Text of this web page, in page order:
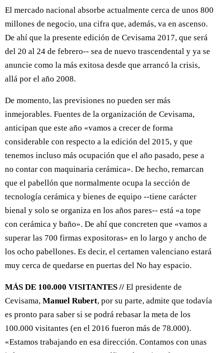
El mercado nacional absorbe actualmente cerca de unos 800
millones de negocio, una cifra que, además, va en ascenso.
De ahí que la presente edición de Cevisama 2017, que será
del 20 al 24 de febrero-- sea de nuevo trascendental y ya se
anuncie como la más exitosa desde que arrancó la crisis,
allá por el año 2008.
De momento, las previsiones no pueden ser más
inmejorables. Fuentes de la organización de Cevisama,
anticipan que este año «vamos a crecer de forma
considerable con respecto a la edición del 2015, y que
tenemos incluso más ocupación que el año pasado, pese a
no contar con maquinaria cerámica». De hecho, remarcan
que el pabellón que normalmente ocupa la sección de
tecnología cerámica y bienes de equipo --tiene carácter
bienal y solo se organiza en los años pares-- está «a tope
con cerámica y baño». De ahí que concreten que «vamos a
superar las 700 firmas expositoras» en lo largo y ancho de
los ocho pabellones. Es decir, el certamen valenciano estará
muy cerca de quedarse en puertas del No hay espacio.
MÁS DE 100.000 VISITANTES // El presidente de
Cevisama, Manuel Rubert, por su parte, admite que todavía
es pronto para saber si se podrá rebasar la meta de los
100.000 visitantes (en el 2016 fueron más de 78.000).
«Estamos trabajando en esa dirección. Contamos con unas